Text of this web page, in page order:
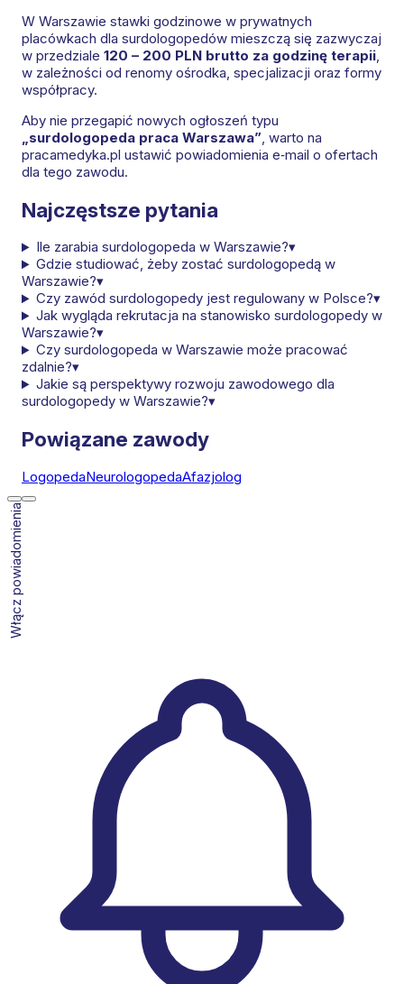
W Warszawie stawki godzinowe w prywatnych
placówkach dla surdologopedów mieszczą się zazwyczaj
w przedziale 120 – 200 PLN brutto za godzinę terapii,
w zależności od renomy ośrodka, specjalizacji oraz formy
współpracy.
Aby nie przegapić nowych ogłoszeń typu
„surdologopeda praca Warszawa”, warto na
pracamedyka.pl ustawić powiadomienia e‑mail o ofertach
dla tego zawodu.
Najczęstsze pytania
Ile zarabia surdologopeda w Warszawie?▾
Gdzie studiować, żeby zostać surdologopedą w
Warszawie?▾
Czy zawód surdologopedy jest regulowany w Polsce?▾
Jak wygląda rekrutacja na stanowisko surdologopedy w
Warszawie?▾
Czy surdologopeda w Warszawie może pracować
zdalnie?▾
Jakie są perspektywy rozwoju zawodowego dla
surdologopedy w Warszawie?▾
Powiązane zawody
LogopedaNeurologopedaAfazjolog
Włącz powiadomienia